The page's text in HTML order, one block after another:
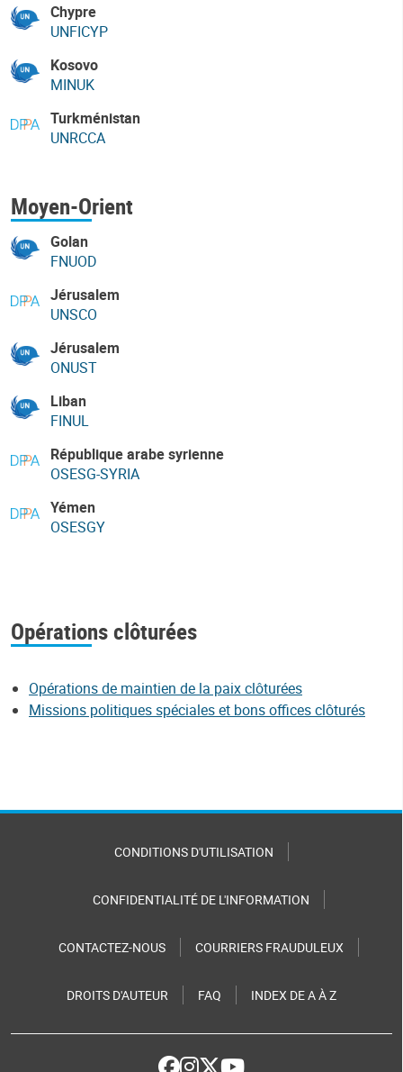
Chypre
UNFICYP
Kosovo
MINUK
Turkménistan
UNRCCA
Moyen-Orient
Golan
FNUOD
Jérusalem
UNSCO
Jérusalem
ONUST
Liban
FINUL
République arabe syrienne
OSESG-SYRIA
Yémen
OSESGY
Opérations clôturées
Opérations de maintien de la paix clôturées
Missions politiques spéciales et bons offices clôturés
CONDITIONS D'UTILISATION
CONFIDENTIALITÉ DE L'INFORMATION
CONTACTEZ-NOUS COURRIERS FRAUDULEUX
DROITS D'AUTEUR FAQ INDEX DE A À Z